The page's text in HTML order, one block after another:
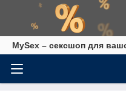
MySex – сексшоп для